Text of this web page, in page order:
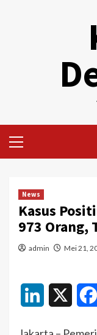
Menu
News
Kasus
973 Orang,
admin Mei 21,
LinkedIn